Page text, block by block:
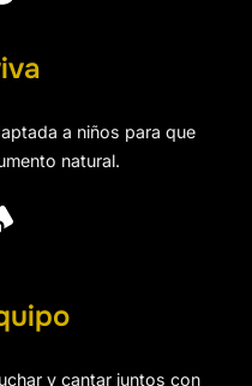
a niños para que
natural.
y cantar juntos con